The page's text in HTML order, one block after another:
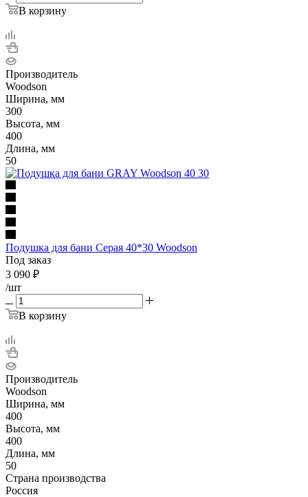
В корзину
Производитель
Woodson
Ширина, мм
300
Высота, мм
400
Длина, мм
50
Подушка для бани Серая 40*30 Woodson
Под заказ
3 090 ₽
/шт
В корзину
Производитель
Woodson
Ширина, мм
400
Высота, мм
400
Длина, мм
50
Страна производства
Россия